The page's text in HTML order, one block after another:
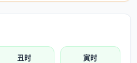
丑时 寅时